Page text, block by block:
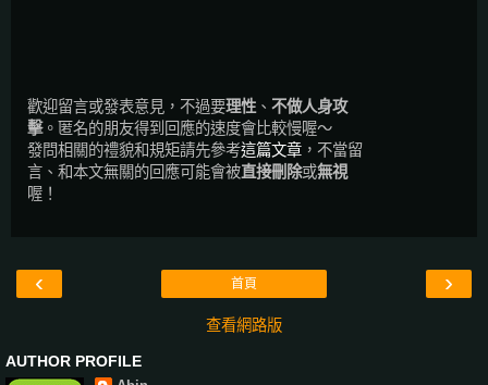
歡迎留言或發表意見，不過要理性 、 不做人身攻
擊。匿名的朋友得到回應的速度會比較慢喔～
發問相關的禮貌和規矩請先參考這篇文章 ，不當留
言、和本文無關的回應可能會被直接刪除或無視
喔！
‹ ›
首頁
查看網路版
AUTHOR PROFILE